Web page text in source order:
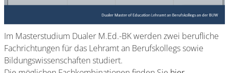
Im Masterstudium Dualer M.Ed.-BK werden zwei berufliche
Fachrichtungen für das Lehramt an Berufskollegs sowie
Bildungswissenschaften studiert.